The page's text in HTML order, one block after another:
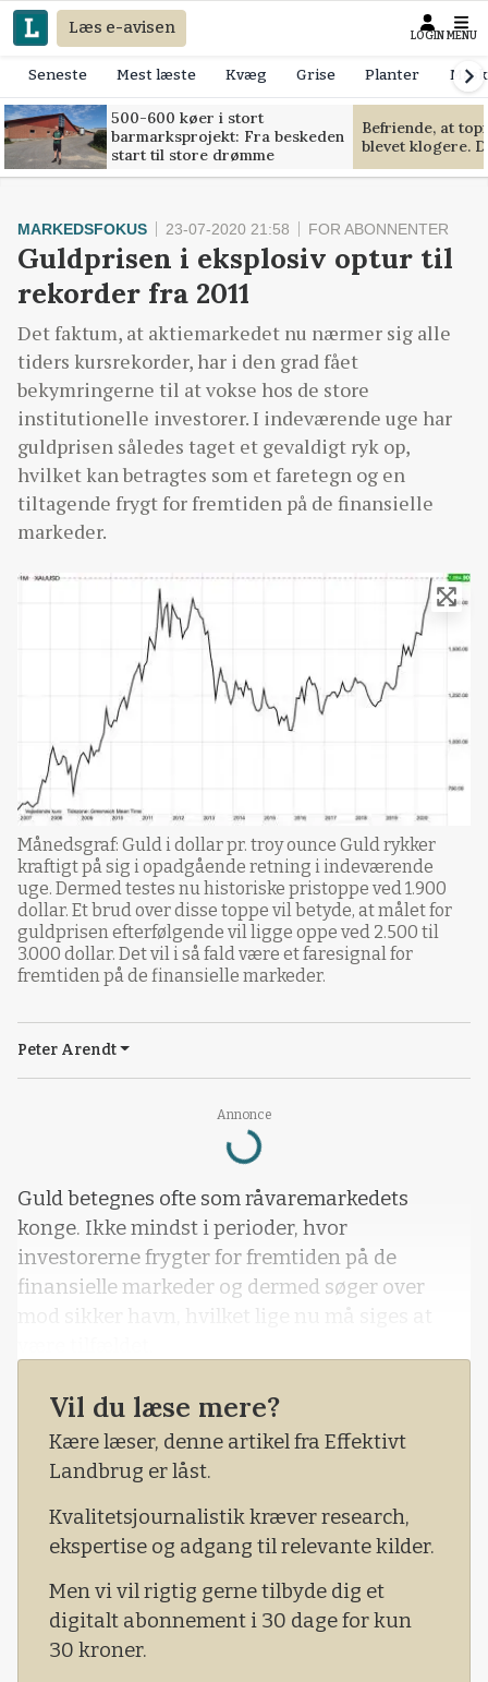
Læs e-avisen LOGIN MENU
Seneste Mest læste Kvæg Grise Planter
500-600 køer i stort
barmarksprojekt: Fra beskeden
start til store drømme
Befriende, at
blevet klogere.
Annonce
Loading...
MARKEDSFOKUS 23-07-2020 21:58 FOR ABONNENTER
Guldprisen i eksplosiv optur til
rekorder fra 2011
Det faktum, at aktiemarkedet nu nærmer sig alle
tiders kursrekorder, har i den grad fået
bekymringerne til at vokse hos de store
institutionelle investorer. I indeværende uge har
guldprisen således taget et gevaldigt ryk op,
hvilket kan betragtes som et faretegn og en
tiltagende frygt for fremtiden på de finansielle
markeder.
Månedsgraf: Guld i dollar pr. troy ounce Guld rykker
kraftigt på sig i opadgående retning i indeværende
uge. Dermed testes nu historiske pristoppe ved 1.900
dollar. Et brud over disse toppe vil betyde, at målet for
guldprisen efterfølgende vil ligge oppe ved 2.500 til
3.000 dollar. Det vil i så fald være et faresignal for
fremtiden på de finansielle markeder.
Peter Arendt
Guld betegnes ofte som råvaremarkedets
konge. Ikke mindst i perioder, hvor
investorerne frygter for fremtiden på de
finansielle markeder og dermed søger over
mod sikker havn, hvilket lige nu må siges at
Vil du læse mere?
Kære læser, denne artikel fra Effektivt
Landbrug er låst.
Kvalitetsjournalistik kræver research,
ekspertise og adgang til relevante kilder.
Men vi vil rigtig gerne tilbyde dig et
digitalt abonnement i 30 dage for kun
30 kroner.